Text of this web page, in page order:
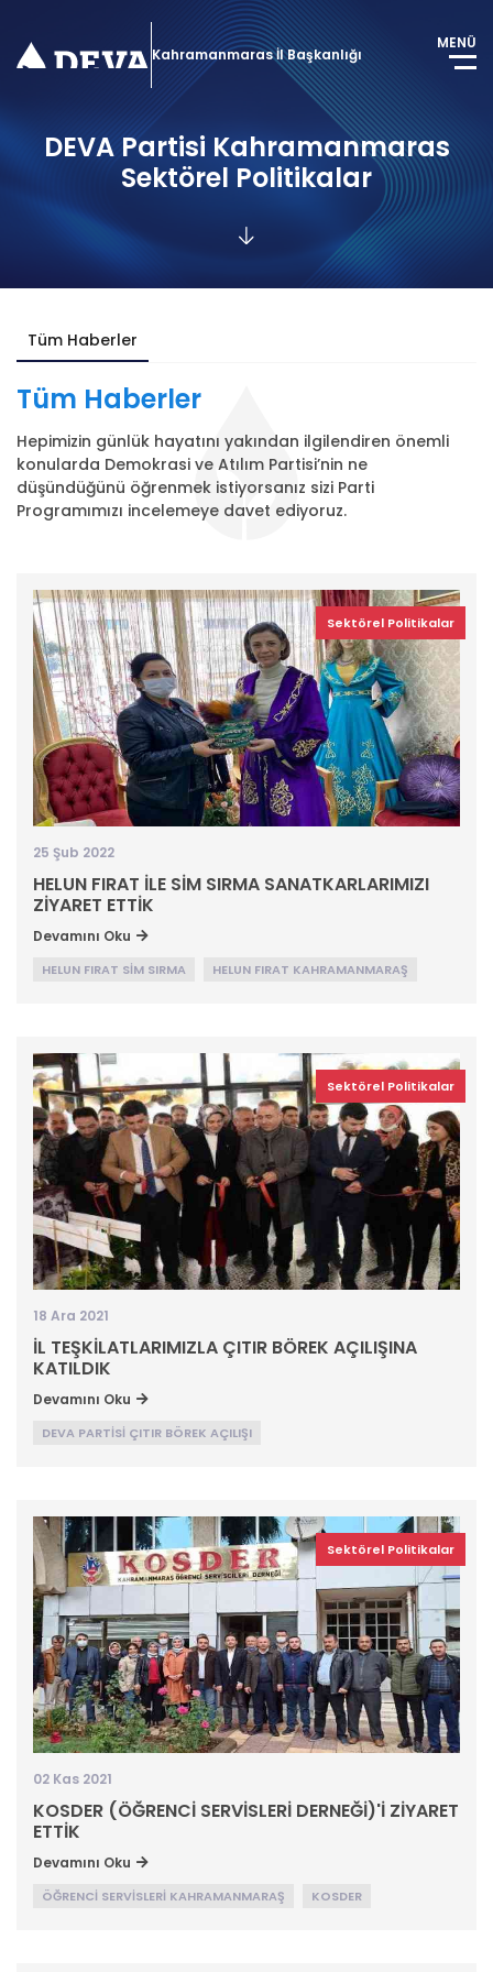
Kahramanmaras İl Başkanlığı
MENÜ
DEVA Partisi Kahramanmaras
Sektörel Politikalar
Tüm Haberler
Tüm Haberler
Hepimizin günlük hayatını yakından ilgilendiren önemli
konularda Demokrasi ve Atılım Partisi’nin ne
düşündüğünü öğrenmek istiyorsanız sizi Parti
Programımızı incelemeye davet ediyoruz.
Sektörel Politikalar
25 Şub 2022
HELUN FIRAT İLE SİM SIRMA SANATKARLARIMIZI
ZİYARET ETTİK
Devamını Oku
HELUN FIRAT SİM SIRMA HELUN FIRAT KAHRAMANMARAŞ
Sektörel Politikalar
18 Ara 2021
İL TEŞKİLATLARIMIZLA ÇITIR BÖREK AÇILIŞINA
KATILDIK
Devamını Oku
DEVA PARTİSİ ÇITIR BÖREK AÇILIŞI
Sektörel Politikalar
02 Kas 2021
KOSDER (ÖĞRENCİ SERVİSLERİ DERNEĞİ)'İ ZİYARET
ETTİK
Devamını Oku
ÖĞRENCİ SERVİSLERİ KAHRAMANMARAŞ KOSDER